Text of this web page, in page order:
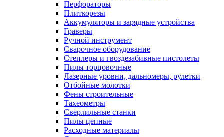
Перфораторы
Плиткорезы
Аккумуляторы и зарядные устройства
Граверы
Ручной инструмент
Сварочное оборудование
Степлеры и гвоздезабивные пистолеты
Пилы торцовочные
Лазерные уровни, дальномеры, рулетки
Отбойные молотки
Фены строительные
Тахеометры
Сверлильные станки
Пилы цепные
Расходные материалы